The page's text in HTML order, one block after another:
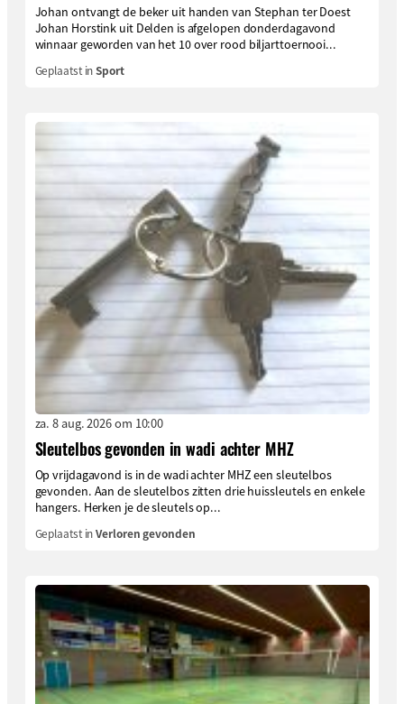
Johan ontvangt de beker uit handen van Stephan ter Doest
Johan Horstink uit Delden is afgelopen donderdagavond
winnaar geworden van het 10 over rood biljarttoernooi...
Geplaatst inSport
za. 8 aug. 2026 om 10:00
Sleutelbos gevonden in wadi achter MHZ
Op vrijdagavond is in de wadi achter MHZ een sleutelbos
gevonden. Aan de sleutelbos zitten drie huissleutels en enkele
hangers. Herken je de sleutels op...
Geplaatst inVerloren gevonden